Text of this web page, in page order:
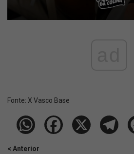
Fonte: X Vasco Base
< Anterior